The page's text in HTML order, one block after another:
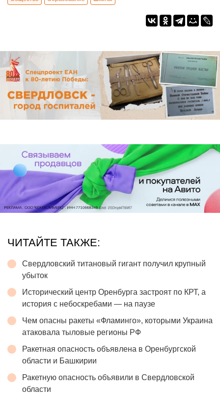
ЧИТАЙТЕ ТАКЖЕ:
Свердловский титановый гигант получил крупный
убыток
Исторический центр Оренбурга застроят по КРТ, а
история с небоскребами — на паузе
Чем опасны ракеты «Фламинго», которыми Украина
атаковала тыловые регионы РФ
Ракетная опасность объявлена в Оренбургской
области и Башкирии
Ракетную опасность объявили в Свердловской
области